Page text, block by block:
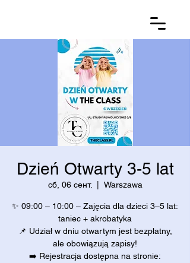
Dzień Otwarty 3-5 lat
сб, 06 сент. Warszawa
✨ 09:00 – 10:00 – Zajęcia dla dzieci 3–5 lat:
taniec + akrobatyka
📌 Udział w dniu otwartym jest bezpłatny,
ale obowiązują zapisy!
➡️ Rejestracja dostępna na stronie: